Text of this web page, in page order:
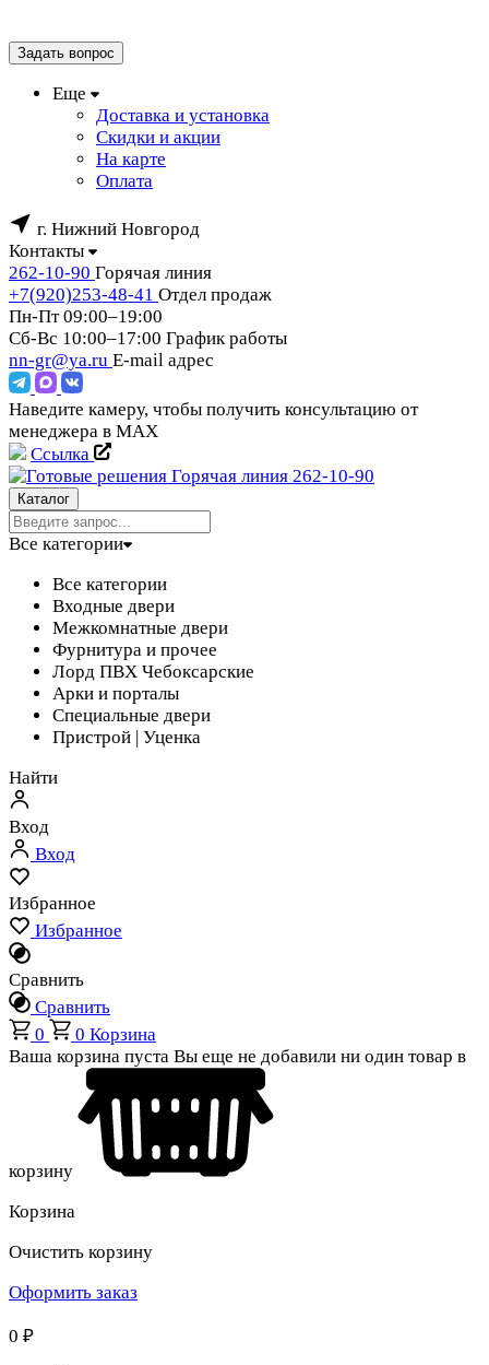
Задать вопрос
Еще
Доставка и установка
Скидки и акции
На карте
Оплата
г. Нижний Новгород
Контакты
262-10-90 Горячая линия
+7(920)253-48-41 Отдел продаж
Пн-Пт 09:00–19:00
Сб-Вс 10:00–17:00 График работы
nn-gr@ya.ru E-mail адрес
Наведите камеру, чтобы получить консультацию от
менеджера в MAX
Ссылка
Горячая линия 262-10-90
Каталог
Все категории
Все категории
Входные двери
Межкомнатные двери
Фурнитура и прочее
Лорд ПВХ Чебоксарские
Арки и порталы
Специальные двери
Пристрой | Уценка
Найти
Вход
Вход
Избранное
Избранное
Сравнить
Сравнить
0
0 Корзина
Ваша корзина пуста Вы еще не добавили ни один товар в
корзину
Корзина
Очистить корзину
Оформить заказ
0 ₽